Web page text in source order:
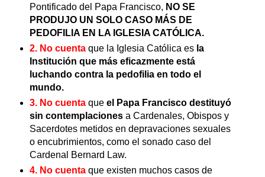
Pontificado del Papa Francisco, NO SE
PRODUJO UN SOLO CASO MÁS DE
PEDOFILIA EN LA IGLESIA CATÓLICA.
2. No cuentaque la Iglesia Católica es la
Institución que más eficazmente está
luchando contra la pedofilia en todo el
mundo.
3. No cuentaque el Papa Francisco destituyó
sin contemplacionesa Cardenales, Obispos y
Sacerdotes metidos en depravaciones sexuales
o encubrimientos, como el sonado caso del
Cardenal Bernard Law.
4. No cuentaque existen muchos casos de